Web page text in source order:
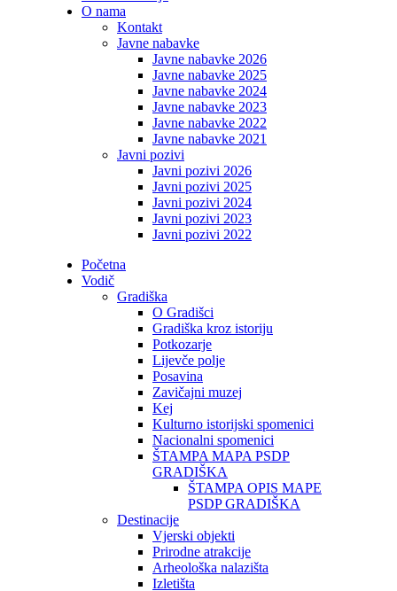
O nama
Kontakt
Javne nabavke
Javne nabavke 2026
Javne nabavke 2025
Javne nabavke 2024
Javne nabavke 2023
Javne nabavke 2022
Javne nabavke 2021
Javni pozivi
Javni pozivi 2026
Javni pozivi 2025
Javni pozivi 2024
Javni pozivi 2023
Javni pozivi 2022
Početna
Vodič
Gradiška
O Gradišci
Gradiška kroz istoriju
Potkozarje
Lijevče polje
Posavina
Zavičajni muzej
Kej
Kulturno istorijski spomenici
Nacionalni spomenici
ŠTAMPA MAPA PSDP
GRADIŠKA
ŠTAMPA OPIS MAPE
PSDP GRADIŠKA
Destinacije
Vjerski objekti
Prirodne atrakcije
Arheološka nalazišta
Izletišta